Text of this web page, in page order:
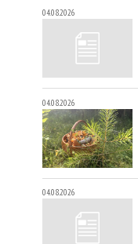
04.08.2026
04.08.2026
04.08.2026